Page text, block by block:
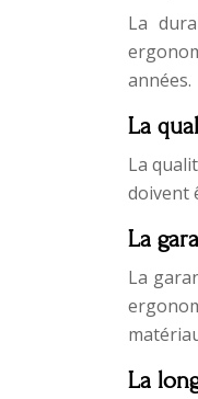
La
années.
La
La
doivent
La
La
La